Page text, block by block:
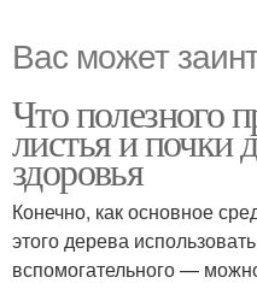
Вас может
Что полезного
листья и почки
здоровья
Конечно, как основное
этого дерева
вспомогательного —